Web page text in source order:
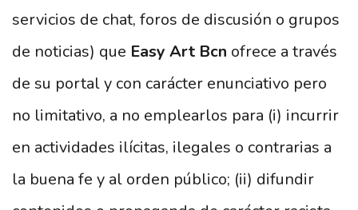
servicios de chat, foros de discusión o grupos
de noticias) que Easy Art Bcn ofrece a través
de su portal y con carácter enunciativo pero
no limitativo, a no emplearlos para (i) incurrir
en actividades ilícitas, ilegales o contrarias a
la buena fe y al orden público; (ii) difundir